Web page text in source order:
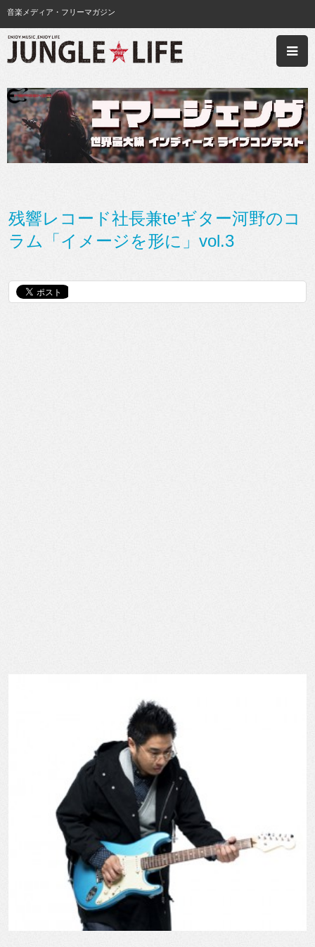
音楽メディア・フリーマガジン
残響レコード社長兼te’ギター河野のコ
ラム「イメージを形に」vol.3